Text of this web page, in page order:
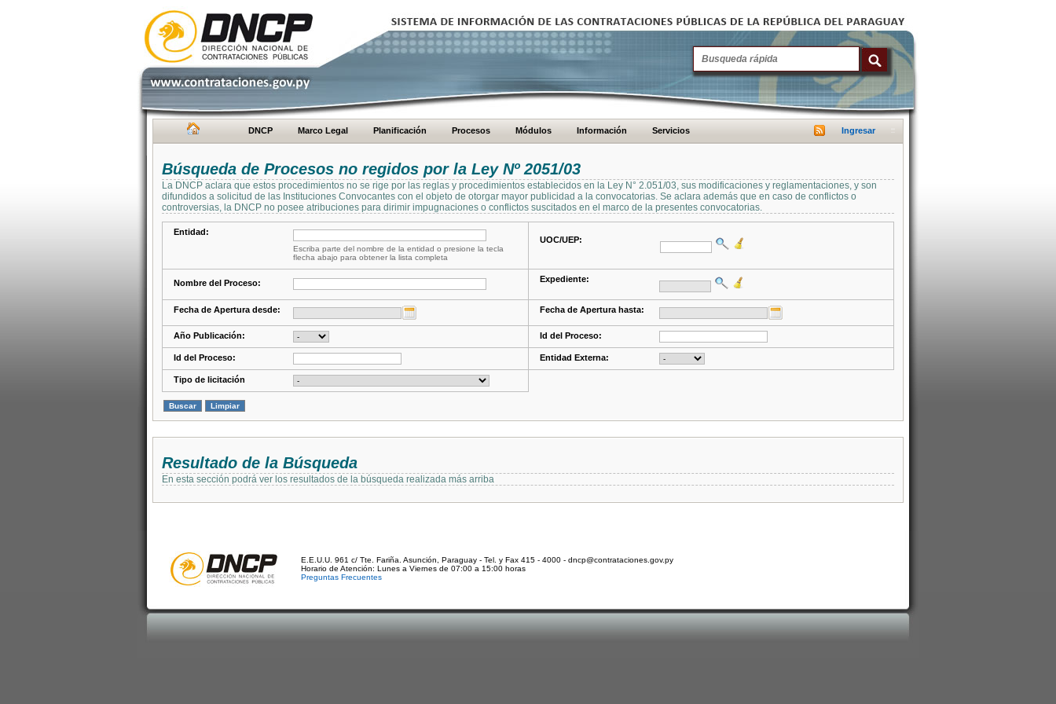
DNCP Marco Legal Planificación Procesos Módulos Información Servicios Ingresar
Búsqueda de Procesos no regidos por la Ley Nº 2051/03
La DNCP aclara que estos procedimientos no se rige por las reglas y procedimientos establecidos en la Ley N° 2.051/03, sus modificaciones y reglamentaciones, y son
difundidos a solicitud de las Instituciones Convocantes con el objeto de otorgar mayor publicidad a la convocatorias. Se aclara además que en caso de conflictos o
controversias, la DNCP no posee atribuciones para dirimir impugnaciones o conflictos suscitados en el marco de la presentes convocatorias.
Entidad:
Escriba parte del nombre de la entidad o presione la tecla
flecha abajo para obtener la lista completa
UOC/UEP:
Nombre del Proceso: Expediente:
Fecha de Apertura desde: Fecha de Apertura hasta:
Año Publicación: Id del Proceso:
Id del Proceso: Entidad Externa:
Tipo de licitación
Resultado de la Búsqueda
En esta sección podrá ver los resultados de la búsqueda realizada más arriba
E.E.U.U. 961 c/ Tte. Fariña. Asunción, Paraguay - Tel. y Fax 415 - 4000 - dncp@contrataciones.gov.py
Horario de Atención: Lunes a Viernes de 07:00 a 15:00 horas
Preguntas Frecuentes